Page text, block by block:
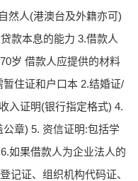
然人(港澳台及外籍亦可)
款本息的能力 3.借款人
岁 借款人应提供的材料
住证和户口本 2.结婚证/
入证明(银行指定格式) 4.
章) 5. 资信证明:包括学
如果借款人为企业法人的
记证、组织机构代码证、